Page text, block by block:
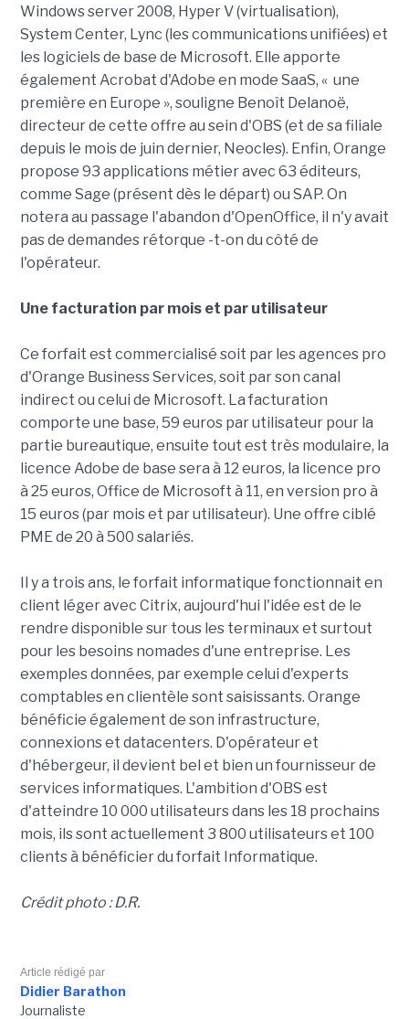
Windows server 2008, Hyper V (virtualisation),
System Center, Lync (les communications unifiées) et
les logiciels de base de Microsoft. Elle apporte
également Acrobat d'Adobe en mode SaaS, « une
première en Europe », souligne Benoît Delanoë,
directeur de cette offre au sein d'OBS (et de sa filiale
depuis le mois de juin dernier, Neocles). Enfin, Orange
propose 93 applications métier avec 63 éditeurs,
comme Sage (présent dès le départ) ou SAP. On
notera au passage l'abandon d'OpenOffice, il n'y avait
pas de demandes rétorque -t-on du côté de
l'opérateur.
Une facturation par mois et par utilisateur
Ce forfait est commercialisé soit par les agences pro
d'Orange Business Services, soit par son canal
indirect ou celui de Microsoft. La facturation
comporte une base, 59 euros par utilisateur pour la
partie bureautique, ensuite tout est très modulaire, la
licence Adobe de base sera à 12 euros, la licence pro
à 25 euros, Office de Microsoft à 11, en version pro à
15 euros (par mois et par utilisateur). Une offre ciblé
PME de 20 à 500 salariés.
Il y a trois ans, le forfait informatique fonctionnait en
client léger avec Citrix, aujourd'hui l'idée est de le
rendre disponible sur tous les terminaux et surtout
pour les besoins nomades d'une entreprise. Les
exemples données, par exemple celui d'experts
comptables en clientèle sont saisissants. Orange
bénéficie également de son infrastructure,
connexions et datacenters. D'opérateur et
d'hébergeur, il devient bel et bien un fournisseur de
services informatiques. L'ambition d'OBS est
d'atteindre 10 000 utilisateurs dans les 18 prochains
mois, ils sont actuellement 3 800 utilisateurs et 100
clients à bénéficier du forfait Informatique.
Crédit photo : D.R.
Article rédigé par
Didier Barathon
Journaliste